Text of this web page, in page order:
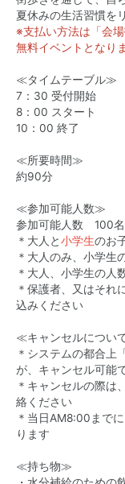
夏休みの生活習慣を
※支払い方法は「会
無料イベントとなり
≪タイムテーブル≫
7：30 受付開始
8：00 スタート
10：00 終了
≪所要時間≫
約90分
≪参加可能人数≫
参加可能人数 100名
＊大人と小学生のお
＊大人のみ、小学生
＊大人、小学生の人
＊保護者、又はそれ
込みください
≪キャンセルについ
＊システムの都合上
が、キャンセル可能
＊キャンセルの際は
絡ください
＊当日AM8:00まで
ります
≪持ち物≫